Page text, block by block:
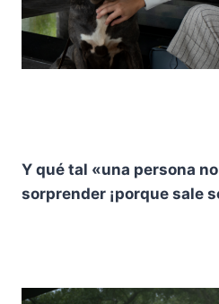
Y qué tal «una persona
sorprender ¡porque sale